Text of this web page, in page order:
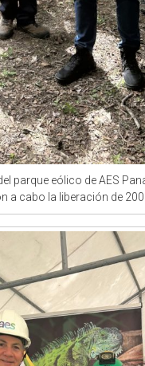
parque eólico de AES
a cabo la liberación de